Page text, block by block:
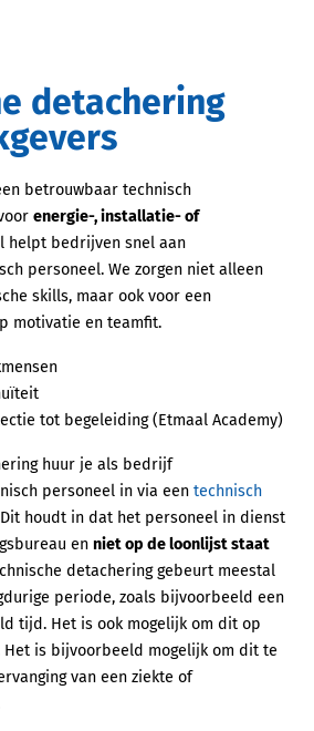
betrouwbaar technisch
energie-, installatie- of
helpt bedrijven snel aan
personeel. We zorgen niet alleen
skills, maar ook voor een
motivatie en teamfit.
tot begeleiding (Etmaal Academy)
huur je als bedrijf
personeel in via een technisch
houdt in dat het personeel in dienst
en niet op de loonlijst staat
detachering gebeurt meestal
periode, zoals bijvoorbeeld een
tijd. Het is ook mogelijk om dit op
is bijvoorbeeld mogelijk om dit te
van een ziekte of